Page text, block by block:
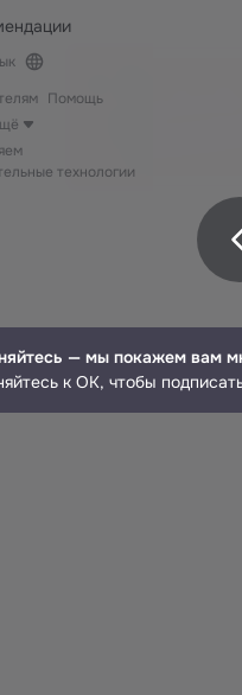
Помощь
технологии
— мы покажем вам
к ОК, чтобы